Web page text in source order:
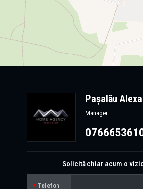
Pașalău
Manager
Solicită chiar acum o
Telefon